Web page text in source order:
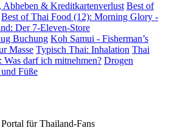
Abheben & Kreditkartenverlust Best of
Best of Thai Food (12): Morning Glory -
Der 7-Eleven-Store
Buchung Koh Samui - Fisherman’s
Masse Typisch Thai: Inhalation Thai
darf ich mitnehmen? Drogen
Füße
für Thailand-Fans